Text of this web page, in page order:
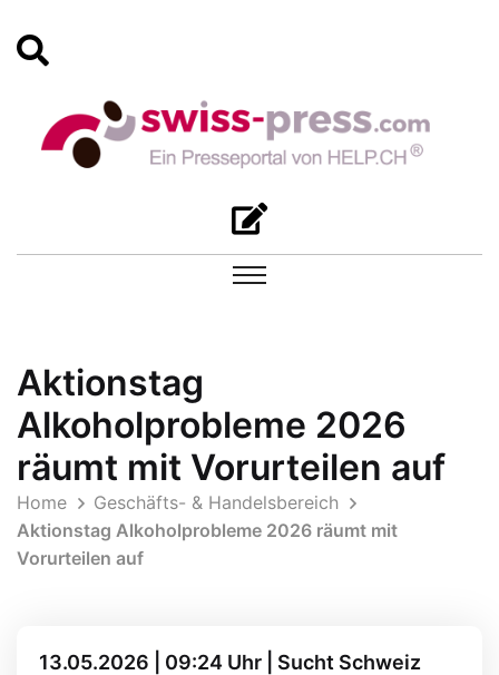
Aktionstag
Alkoholprobleme 2026
räumt mit Vorurteilen auf
Home
Geschäfts- & Handelsbereich
Aktionstag Alkoholprobleme 2026 räumt mit
Vorurteilen auf
13.05.2026 | 09:24 Uhr | Sucht Schweiz